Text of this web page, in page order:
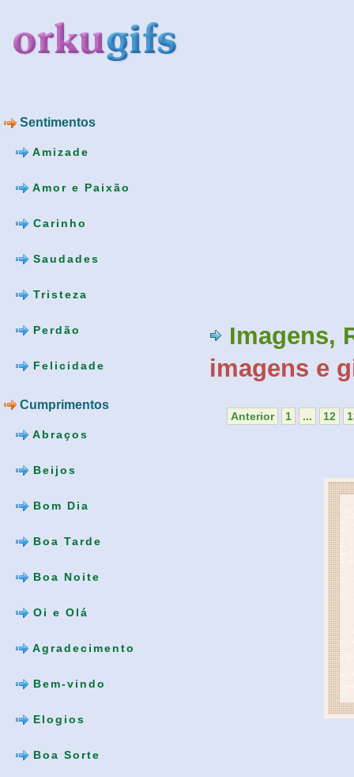
Sentimentos
Amizade
Amor e Paixão
Carinho
Saudades
Tristeza
Perdão
Felicidade
Cumprimentos
Abraços
Beijos
Bom Dia
Boa Tarde
Boa Noite
Oi e Olá
Agradecimento
Bem-vindo
Elogios
Boa Sorte
Imagens,
imagens e
Anterior 1 ... 12